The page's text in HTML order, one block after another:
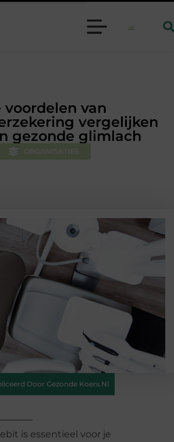
een perfecte combinatie voor een aangename
voordelen van
vergelijken
gezonde glimlach
ORGANISATIES
Door Gezonde Koers.nl
is essentieel voor je